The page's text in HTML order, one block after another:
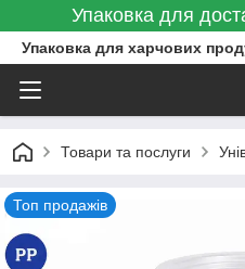
Упаковка для
Упаковка для харчових
Товари та послуги
Топ продажів